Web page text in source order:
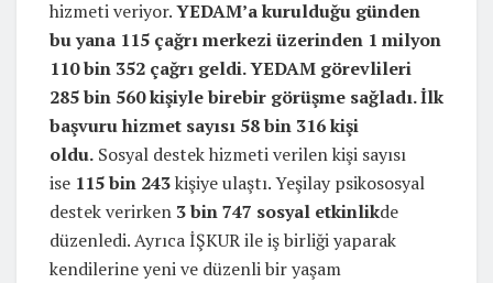
hizmeti veriyor.YEDAM’a kurulduğu günden
bu yana 115 çağrı merkezi üzerinden 1 milyon
110 bin 352 çağrı geldi. YEDAM görevlileri
285 bin 560 kişiyle birebir görüşme sağladı. İlk
başvuru hizmet sayısı 58 bin 316 kişi
oldu. Sosyal destek hizmeti verilen kişi sayısı
ise 115 bin 243kişiye ulaştı. Yeşilay psikososyal
destek verirken 3 bin 747 sosyal etkinlikde
düzenledi. Ayrıca İŞKUR ile iş birliği yaparak
kendilerine yeni ve düzenli bir yaşam